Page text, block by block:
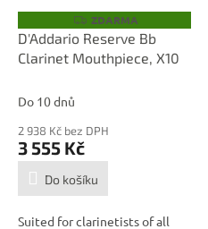
Z
D
A
R
ZDARMA
D'Addario Reserve Bb
Clarinet Mouthpiece, X10
Do 10 dnů
2 938 Kč bez DPH
3 555 Kč
Do košíku
Suited for clarinetists of all